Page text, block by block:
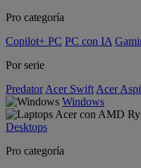
Pro categoría
Copilot+ PC PC con IA
Por serie
Predator Acer Swift Acer
Windows
Desktops
Pro categoría